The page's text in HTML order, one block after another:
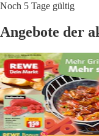
Noch 5 Tage gültig
Angebote der